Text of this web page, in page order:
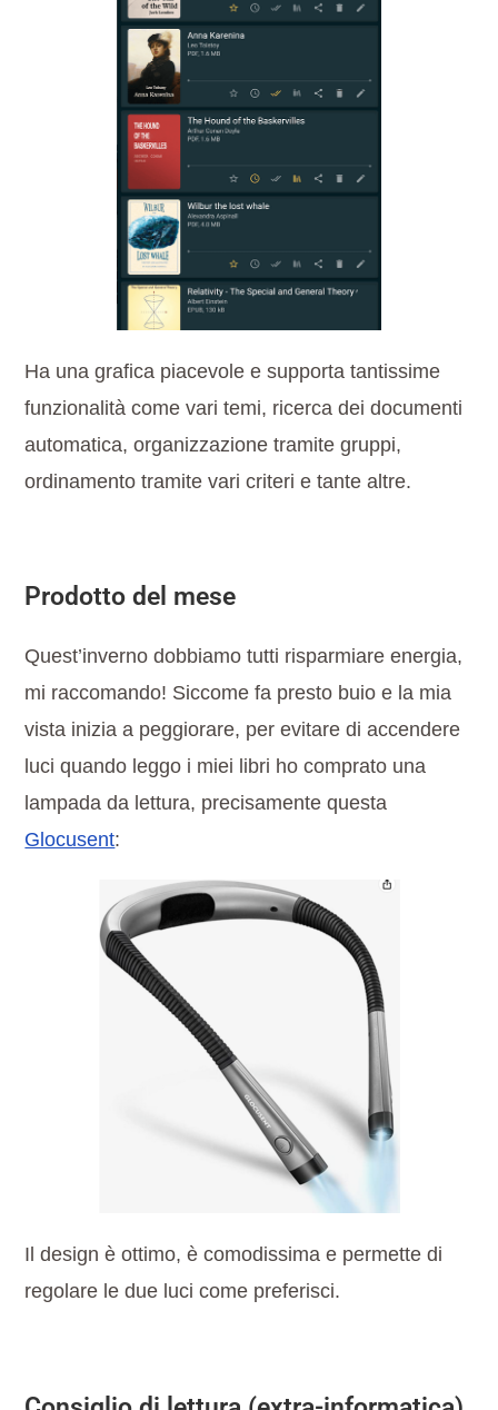
Ha una grafica piacevole e supporta tantissime
funzionalità come vari temi, ricerca dei documenti
automatica, organizzazione tramite gruppi,
ordinamento tramite vari criteri e tante altre.
Prodotto del mese
Quest’inverno dobbiamo tutti risparmiare energia,
mi raccomando! Siccome fa presto buio e la mia
vista inizia a peggiorare, per evitare di accendere
luci quando leggo i miei libri ho comprato una
lampada da lettura, precisamente questa
Glocusent:
Il design è ottimo, è comodissima e permette di
regolare le due luci come preferisci.